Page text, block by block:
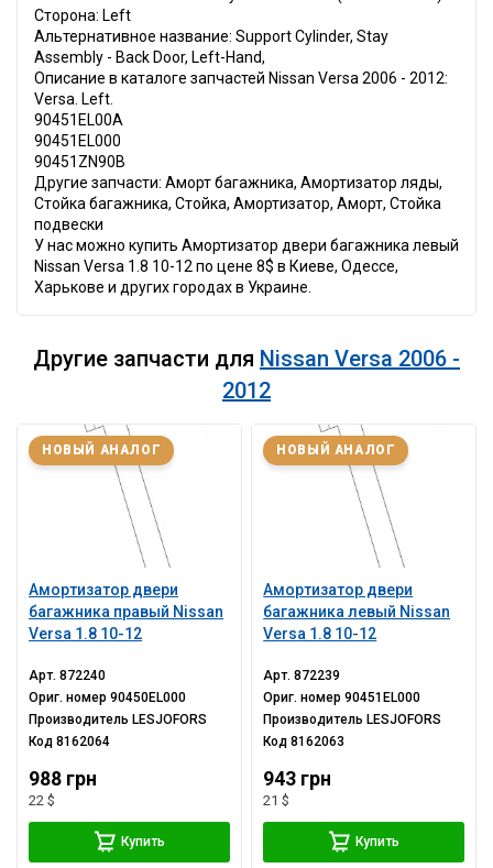
Сторона: Left
Альтернативное название: Support Cylinder, Stay
Assembly - Back Door, Left-Hand,
Описание в каталоге запчастей Nissan Versa 2006 - 2012:
Versa. Left.
90451EL00A
90451EL000
90451ZN90B
Другие запчасти: Аморт багажника, Амортизатор ляды,
Стойка багажника, Стойка, Амортизатор, Аморт, Стойка
подвески
У нас можно купить Амортизатор двери багажника левый
Nissan Versa 1.8 10-12 по цене 8$ в Киеве, Одессе,
Харькове и других городах в Украине.
Другие запчасти для Nissan Versa 2006 -
2012
Амортизатор двери
багажника правый Nissan
Versa 1.8 10-12
НОВЫЙ АНАЛОГ
Арт.872240
Ориг. номер90450EL000
Производитель LESJOFORS
Код8162064
988 грн
22 $
Купить
Амортизатор двери
багажника левый Nissan
Versa 1.8 10-12
НОВЫЙ АНАЛОГ
Арт.872239
Ориг. номер90451EL000
Производитель LESJOFORS
Код8162063
943 грн
21 $
Купить